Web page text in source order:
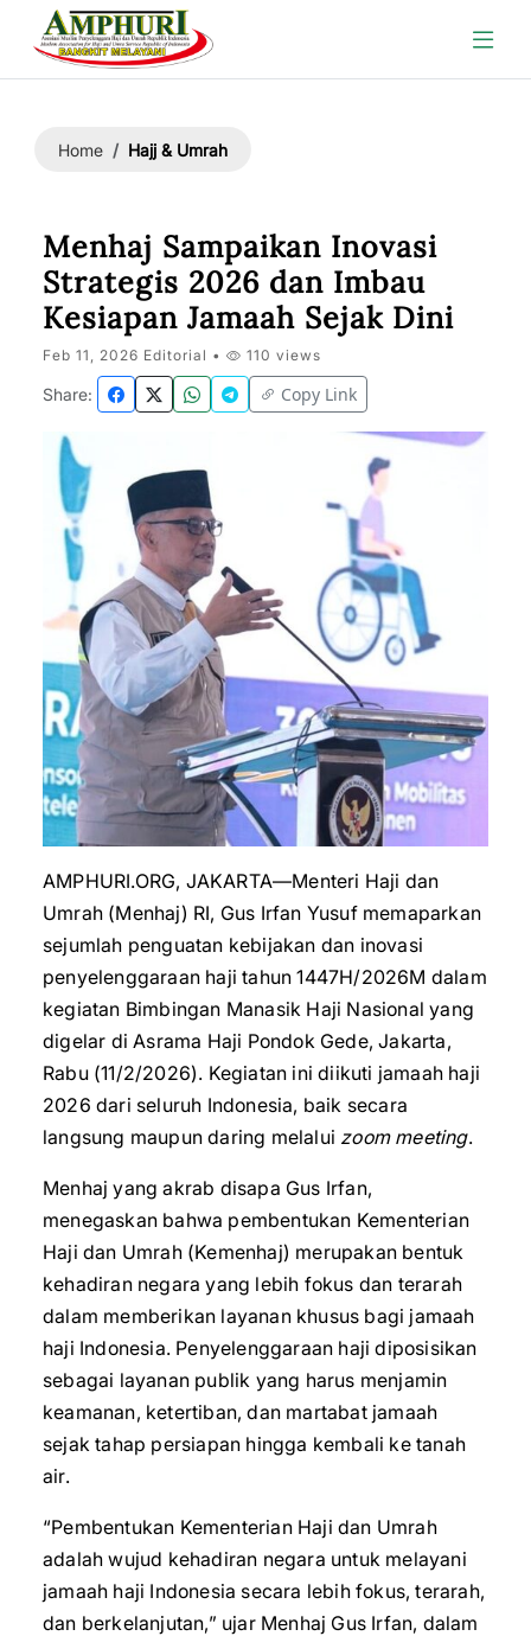
Home Hajj & Umrah
Menhaj Sampaikan Inovasi
Strategis 2026 dan Imbau
Kesiapan Jamaah Sejak Dini
Feb 11, 2026 Editorial • 110 views
Share: Copy Link
AMPHURI.ORG, JAKARTA—Menteri Haji dan
Umrah (Menhaj) RI, Gus Irfan Yusuf memaparkan
sejumlah penguatan kebijakan dan inovasi
penyelenggaraan haji tahun 1447H/2026M dalam
kegiatan Bimbingan Manasik Haji Nasional yang
digelar di Asrama Haji Pondok Gede, Jakarta,
Rabu (11/2/2026). Kegiatan ini diikuti jamaah haji
2026 dari seluruh Indonesia, baik secara
langsung maupun daring melalui zoom meeting.
Menhaj yang akrab disapa Gus Irfan,
menegaskan bahwa pembentukan Kementerian
Haji dan Umrah (Kemenhaj) merupakan bentuk
kehadiran negara yang lebih fokus dan terarah
dalam memberikan layanan khusus bagi jamaah
haji Indonesia. Penyelenggaraan haji diposisikan
sebagai layanan publik yang harus menjamin
keamanan, ketertiban, dan martabat jamaah
sejak tahap persiapan hingga kembali ke tanah
air.
“Pembentukan Kementerian Haji dan Umrah
adalah wujud kehadiran negara untuk melayani
jamaah haji Indonesia secara lebih fokus, terarah,
dan berkelanjutan,” ujar Menhaj Gus Irfan, dalam